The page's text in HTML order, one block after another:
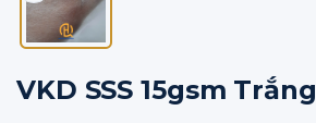
VKD SSS 15gsm Trắng